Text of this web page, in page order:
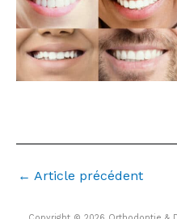
← Article précédent